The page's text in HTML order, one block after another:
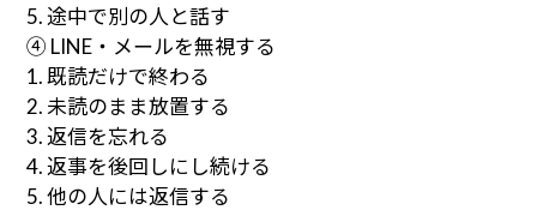
5. 途中で別の人と話す
④ LINE・メールを無視する
1. 既読だけで終わる
2. 未読のまま放置する
3. 返信を忘れる
4. 返事を後回しにし続ける
5. 他の人には返信する